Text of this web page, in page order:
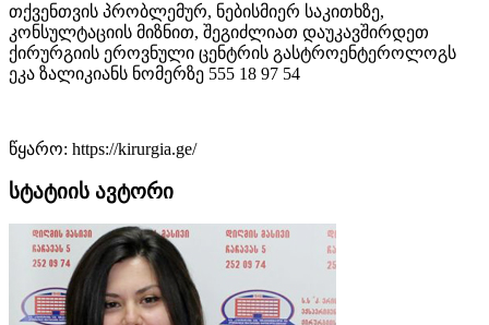
თქვენთვის პრობლემურ, ნებისმიერ საკითხზე,
კონსულტაციის მიზნით, შეგიძლიათ დაუკავშირდეთ
ქირურგიის ეროვნული ცენტრის გასტროენტეროლოგს
ეკა ზალიკიანს ნომერზე 555 18 97 54
წყარო: https://kirurgia.ge/
სტატიის ავტორი